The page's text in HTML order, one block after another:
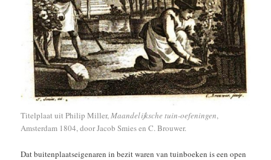
Titelplaat uit Philip Miller,Maandelijksche tuin-oefeningen,
Amsterdam 1804, door Jacob Smies en C. Brouwer.
Dat buitenplaatseigenaren in bezit waren van tuinboeken is een open